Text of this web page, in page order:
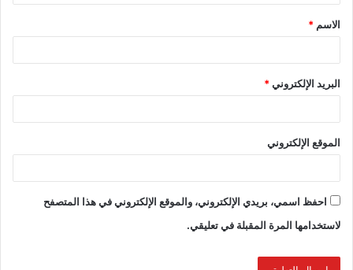
الاسم *
البريد الإلكتروني*
الموقع الإلكتروني
احفظ اسمي، بريدي الإلكتروني، والموقع الإلكتروني في هذا المتصفح
لاستخدامها المرة المقبلة في تعليقي.